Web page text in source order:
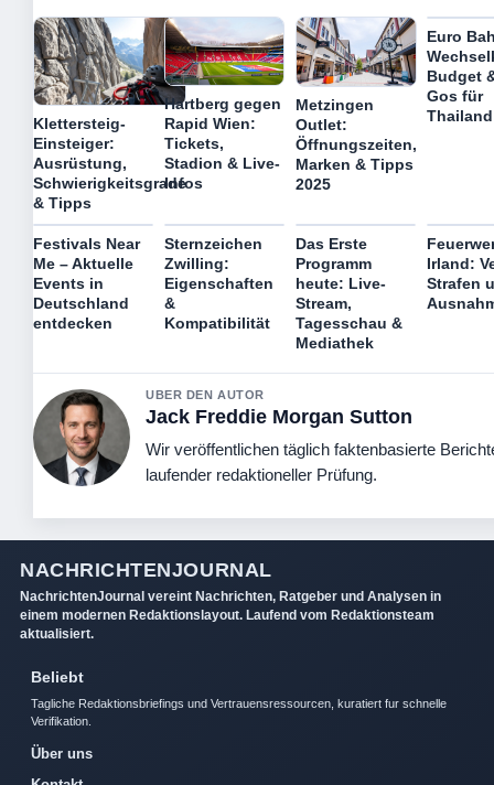
Klettersteig-
Einsteiger:
Ausrüstung,
Schwierigkeitsgrade
& Tipps
Hartberg gegen
Rapid Wien:
Tickets,
Stadion & Live-
Infos
Metzingen
Outlet:
Öffnungszeiten,
Marken & Tipps
2025
Euro
Budget
Gos für
Thailand
Festivals Near
Me – Aktuelle
Events in
Deutschland
entdecken
Sternzeichen
Zwilling:
Eigenschaften
&
Kompatibilität
Das Erste
Programm
heute: Live-
Stream,
Tagesschau &
Mediathek
Irland:
Strafen
UBER DEN AUTOR
Jack Freddie Morgan Sutton
Wir veröffentlichen täglich faktenbasierte
laufender redaktioneller Prüfung.
NACHRICHTENJOURNAL
NachrichtenJournal vereint Nachrichten, Ratgeber und Analysen in
einem modernen Redaktionslayout. Laufend vom Redaktionsteam
aktualisiert.
Beliebt
Tagliche Redaktionsbriefings und Vertrauensressourcen, kuratiert fur schnelle
Verifikation.
Über uns